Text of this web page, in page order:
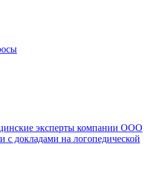
эксперты компании ООО
докладами на логопедической